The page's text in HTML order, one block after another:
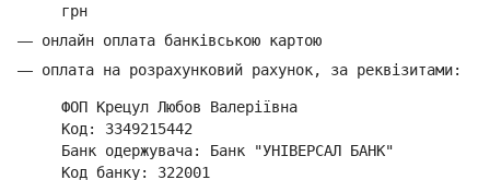
грн
— онлайн оплата банківською картою
— оплата на розрахунковий рахунок, за реквізитами:
ФОП Крецул Любов Валеріївна
Код: 3349215442
Банк одержувача: Банк "УНІВЕРСАЛ БАНК"
Код банку: 322001